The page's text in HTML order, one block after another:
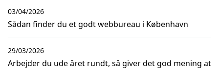
Sådan finder du et godt webbureau i København
03/04/2026
Arbejder du ude året rundt, så giver det god mening at
29/03/2026